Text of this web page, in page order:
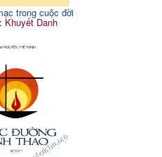
trong cuộc đời
Khuyết Danh